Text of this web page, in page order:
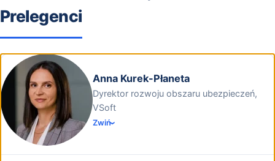
Prelegenci
Anna Kurek-Płaneta
Dyrektor rozwoju obszaru ubezpieczeń,
VSoft
Zwiń